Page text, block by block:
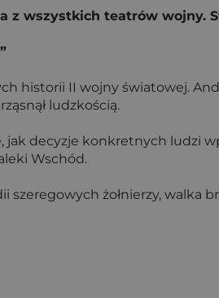
z wszystkich teatrów wojny.
historii II wojny światowej.
ludzkością.
jak decyzje konkretnych ludzi
Wschód.
żołnierzy, walka